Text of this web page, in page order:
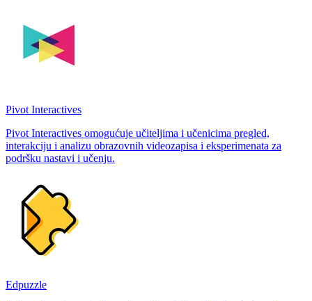
Pivot Interactives
Pivot Interactives omogućuje učiteljima i učenicima pregled,
interakciju i analizu obrazovnih videozapisa i eksperimenata za
podršku nastavi i učenju.
Edpuzzle